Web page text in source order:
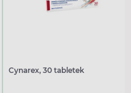
Cynarex, 30 tabletek